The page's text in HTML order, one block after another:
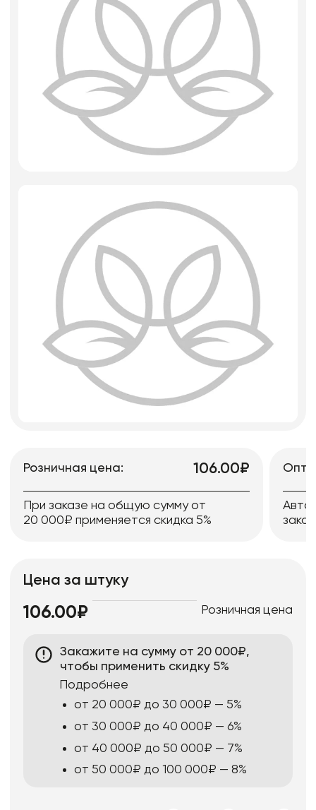
Искусственные цветы и растения
Декоративные вазы, кашпо
Игрушки мягкие
Розничная цена: 106.00₽
При заказе на общую сумму от
20 000₽ применяется скидка 5%
Цена за штуку
106.00₽ Розничная цена
Закажите на сумму от 20 000₽,
чтобы применить скидку 5%
Подробнее
от 20 000₽ до 30 000₽ — 5%
от 30 000₽ до 40 000₽ — 6%
от 40 000₽ до 50 000₽ — 7%
от 50 000₽ до 100 000₽ — 8%